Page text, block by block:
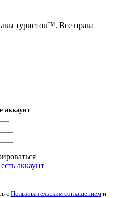
туристов™. Все права
аккаунт
аккаунт
с Пользовательским соглашениеми